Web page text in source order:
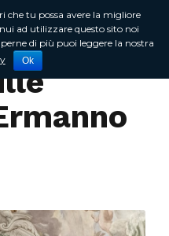
che tu possa avere la migliore
ad utilizzare questo sito noi
di più puoi leggere la nostra
Ok